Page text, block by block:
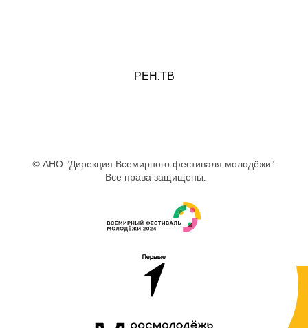
РЕН.ТВ
© АНО "Дирекция Всемирного фестиваля молодёжи".
Все права защищены.